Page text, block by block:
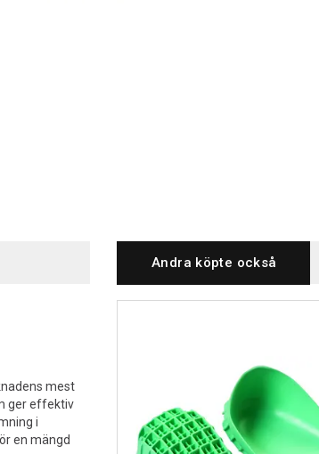
mest
ger effektiv
i
en mängd
Andra köpte också